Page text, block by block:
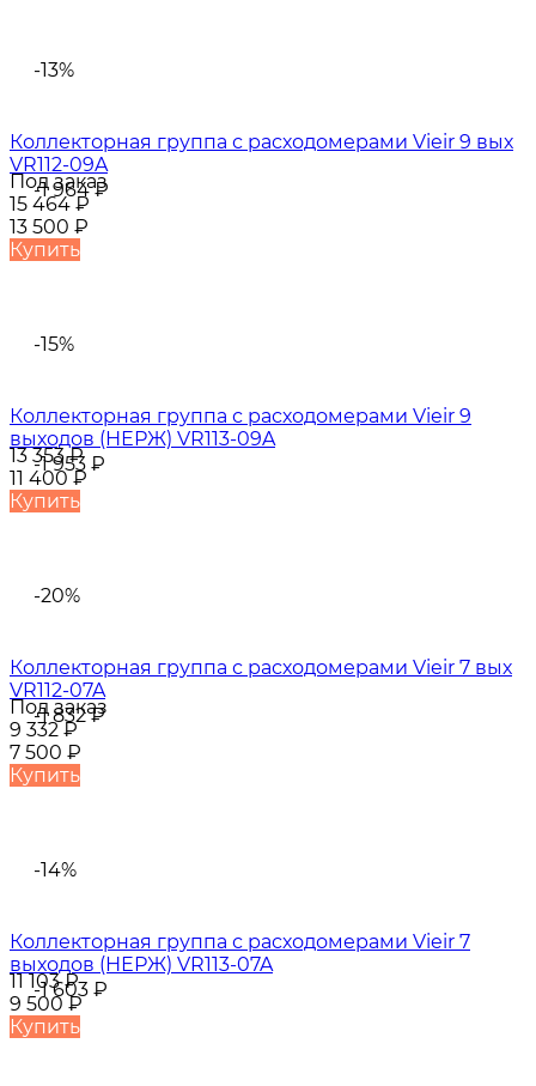
-13%
-1 964₽
Коллекторная группа с расходомерами Vieir 9 вых
VR112-09A
Под заказ
15 464₽
13 500 ₽
Купить
-15%
-1 953 ₽
Коллекторная группа с расходомерами Vieir 9
выходов (НЕРЖ) VR113-09A
13 353₽
11 400₽
Купить
-20%
-1 832₽
Коллекторная группа с расходомерами Vieir 7 вых
VR112-07A
Под заказ
9 332₽
7 500 ₽
Купить
-14%
-1 603 ₽
Коллекторная группа с расходомерами Vieir 7
выходов (НЕРЖ) VR113-07A
11 103₽
9 500 ₽
Купить